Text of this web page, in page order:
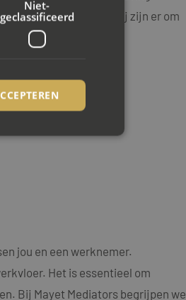
staan voorop, en wij zijn er om
jou en een werknemer.
Het is essentieel om
Bij Mayet Mediators begrijpen we
Niet-
geclassificeerd
te
basis van de PHP-